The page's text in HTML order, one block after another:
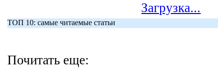
Загрузка...
ТОП 10: самые читаемые статьи
Почитать еще: